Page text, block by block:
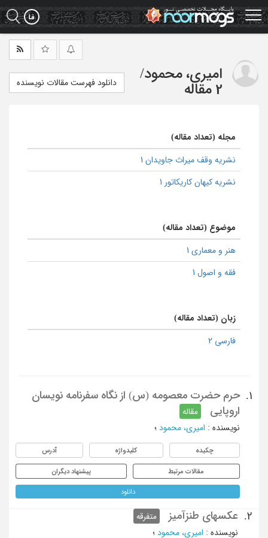
Skip
to
main
امیری، محمود/
2 مقاله
دانلود فهرست مقالات نویسنده
مجله (تعداد مقاله)
نشریه وقف میراث جاویدان 1
نشریه کیهان کاریکاتور 1
موضوع (تعداد مقاله)
هنر و معماری 1
فقه و اصول 1
زبان (تعداد مقاله)
فارسی 2
1.
حرم حضرت معصومه (س) از نگاه سفرنامه نویسان
اروپایی
مقاله
نویسنده : امیری، محمود ؛
چکیده کلیدواژه آدرس
مقالات مرتبط پیشنهاد دیگران
دانلود
2. عکسهای طنزآمیز
متفرقه
نویسنده : امیری، محمود ؛